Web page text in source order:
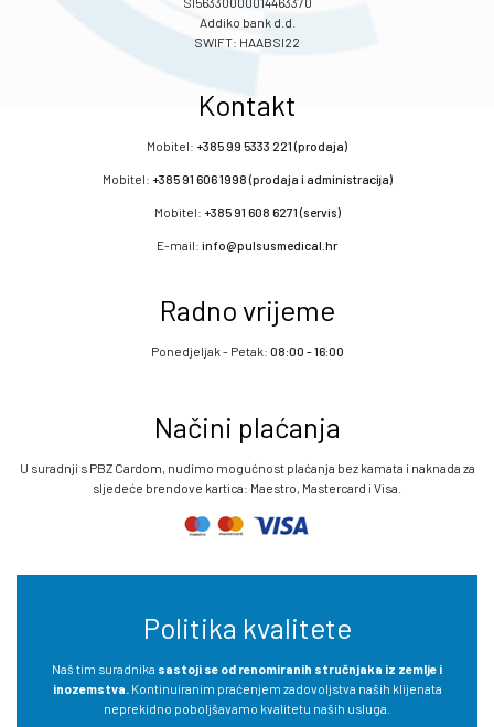
Addiko bank d.d.
SWIFT: HAABSI22
Kontakt
Mobitel: +385 99 5333 221 (prodaja)
Mobitel: +385 91 606 1998 (prodaja i administracija)
Mobitel: +385 91 608 6271 (servis)
E-mail: info@pulsusmedical.hr
Radno vrijeme
Ponedjeljak - Petak: 08:00 - 16:00
Načini plaćanja
U suradnji s PBZ Cardom, nudimo mogućnost plaćanja bez kamata i naknada za
sljedeće brendove kartica: Maestro, Mastercard i Visa.
Politika kvalitete
Naš tim suradnika sastoji se od renomiranih stručnjaka iz zemlje i
inozemstva. Kontinuiranim praćenjem zadovoljstva naših klijenata
neprekidno poboljšavamo kvalitetu naših usluga.